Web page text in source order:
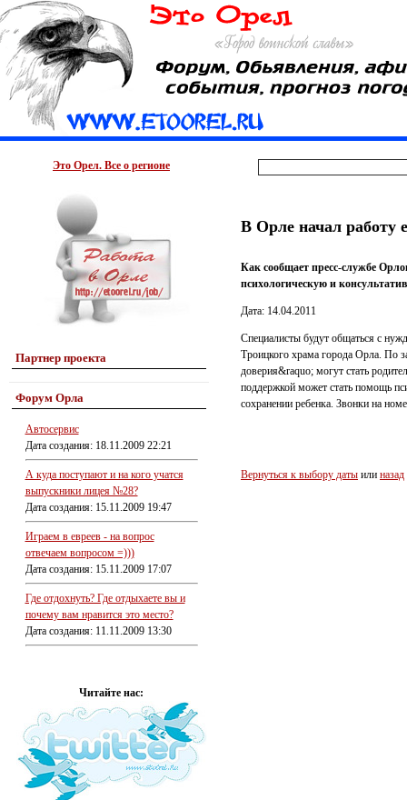
Это Орел. Все о регионе
Партнер проекта
Форум Орла
Автосервис
Дата создания: 18.11.2009 22:21
А куда поступают и на кого учатся
выпускники лицея №28?
Дата создания: 15.11.2009 19:47
Играем в евреев - на вопрос
отвечаем вопросом =)))
Дата создания: 15.11.2009 17:07
Где отдохнуть? Где отдыхаете вы и
почему вам нравится это место?
Дата создания: 11.11.2009 13:30
Читайте нас:
В Орле начал работу
Как сообщает пресс-службе
психологическую и
Дата: 14.04.2011
Специалисты будут общаться с
Троицкого храма города Орла. По
доверия&raquo; могут стать
поддержкой может стать помощь
сохранении ребенка. Звонки на
Вернуться к выбору даты или назад